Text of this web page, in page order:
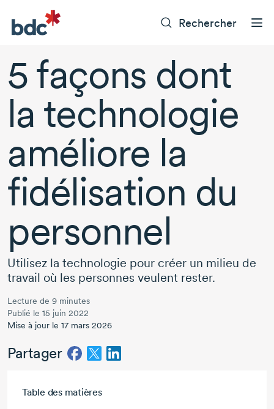
Rechercher
5 façons dont
la technologie
améliore la
fidélisation du
personnel
Utilisez la technologie pour créer un milieu de
travail où les personnes veulent rester.
Lecture de 9 minutes
Publié le 15 juin 2022
Mise à jour le 17 mars 2026
Partager
Table des matières